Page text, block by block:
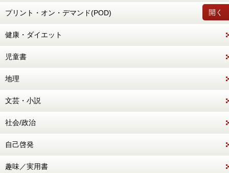
開く
プリント・オン・デマンド(POD)
健康・ダイエット
児童書
地理
文芸・小説
社会/政治
自己啓発
趣味／実用書